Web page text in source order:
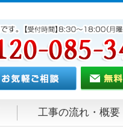
工事の流れ・概要